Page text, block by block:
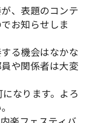
、表題のコンテ
お知らせしま
る機会はなかな
や関係者は大変
なります。よろ